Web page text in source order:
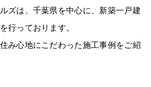
ズは、千葉県を中心に、新築一戸建
行っております。
み心地にこだわった施工事例をご紹